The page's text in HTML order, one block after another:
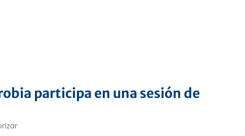
participa en una sesión de